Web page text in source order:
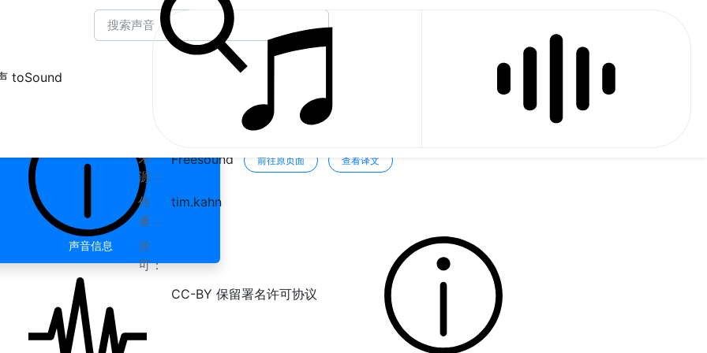
toSound
声音信息
Creature Pad » creatures E 2
来
源：
Freesound 前往原页面 查看译文
作
者：
tim.kahn
许
可：
CC-BY 保留署名许可协议